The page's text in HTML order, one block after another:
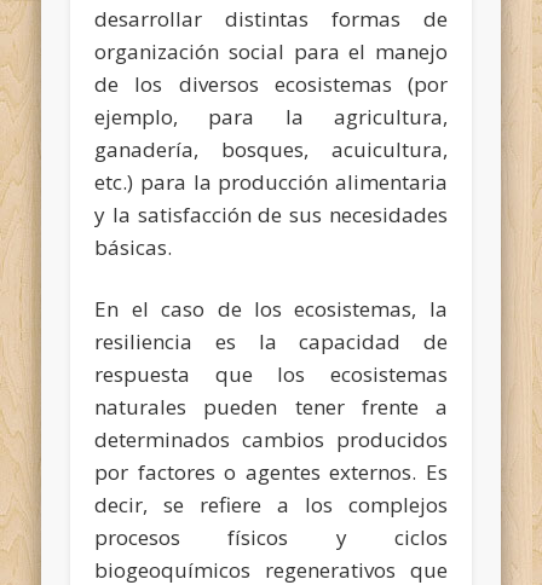
desarrollar distintas formas de
organización social para el manejo
de los diversos ecosistemas (por
ejemplo, para la agricultura,
ganadería, bosques, acuicultura,
etc.) para la producción alimentaria
y la satisfacción de sus necesidades
básicas.
En el caso de los ecosistemas, la
resiliencia es la capacidad de
respuesta que los ecosistemas
naturales pueden tener frente a
determinados cambios producidos
por factores o agentes externos. Es
decir, se refiere a los complejos
procesos físicos y ciclos
biogeoquímicos regenerativos que